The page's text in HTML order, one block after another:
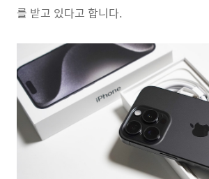
를 받고 있다고 합니다.